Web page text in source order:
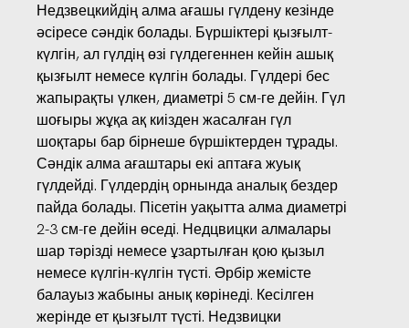
Недзвецкийдің алма ағашы гүлдену кезінде
әсіресе сәндік болады. Бүршіктері қызғылт-
күлгін, ал гүлдің өзі гүлдегеннен кейін ашық
қызғылт немесе күлгін болады. Гүлдері бес
жапырақты үлкен, диаметрі 5 см-ге дейін. Гүл
шоғыры жұқа ақ киізден жасалған гүл
шоқтары бар бірнеше бүршіктерден тұрады.
Сәндік алма ағаштары екі аптаға жуық
гүлдейді. Гүлдердің орнында аналық бездер
пайда болады. Пісетін уақытта алма диаметрі
2-3 см-ге дейін өседі. Недцвицки алмалары
шар тәрізді немесе ұзартылған қою қызыл
немесе күлгін-күлгін түсті. Әрбір жемісте
балауыз жабыны анық көрінеді. Кесілген
жерінде ет қызғылт түсті. Недзвицки